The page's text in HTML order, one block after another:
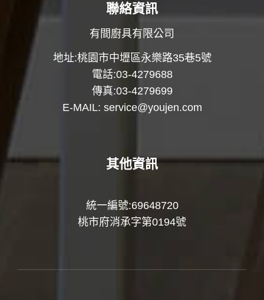
聯絡資訊
有間廚具有限公司
地址:桃園市中壢區永樂路35巷5號
電話:03-4279688
傳真:03-4279699
E-MAIL: service@youjen.com
其他資訊
統一編號:69648720
桃市府消承字第0194號